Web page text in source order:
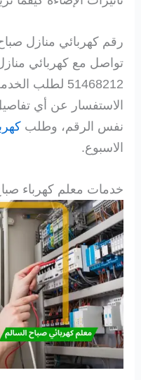
رقم كهربائي منازل
تواصل مع كهربائي
51468212
الاستفسار عن أي
نفس الرقم، وطلب
الاسبوع.
خدمات معلم كهرباء